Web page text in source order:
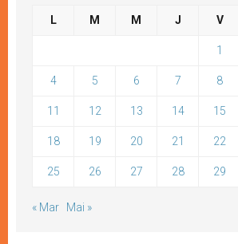
L M M J V
1
4 5 6 7 8
11 12 13 14 15
18 19 20 21 22
25 26 27 28 29
« Mar Mai »